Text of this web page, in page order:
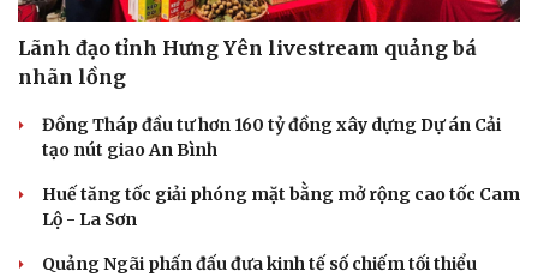
Lãnh đạo tỉnh Hưng Yên livestream quảng bá
nhãn lồng
Đồng Tháp đầu tư hơn 160 tỷ đồng xây dựng Dự án Cải
tạo nút giao An Bình
Huế tăng tốc giải phóng mặt bằng mở rộng cao tốc Cam
Lộ - La Sơn
Quảng Ngãi phấn đấu đưa kinh tế số chiếm tối thiểu